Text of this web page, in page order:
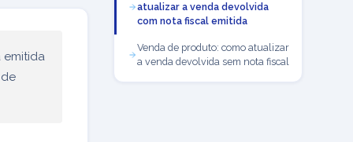
emitida
atualizar a venda devolvida
com nota fiscal emitida
Venda de produto: como atualizar
a venda devolvida sem nota fiscal